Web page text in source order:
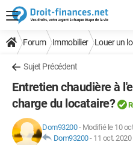
Forum Immobilier Louer un
Sujet Précédent
Entretien chaudière à
charge du locataire?
Dom93200- Modifié le 10
Dom93200- 11 oct. 2020